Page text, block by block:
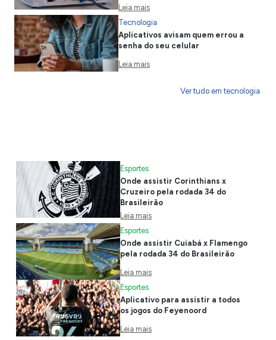
Leia mais
Tecnologia
Aplicativos avisam quem errou a
senha do seu celular
Leia mais
Ver tudo em tecnologia
Esportes
Onde assistir Corinthians x
Cruzeiro pela rodada 34 do
Brasileirão
Leia mais
Esportes
Onde assistir Cuiabá x Flamengo
pela rodada 34 do Brasileirão
Leia mais
Esportes
Aplicativo para assistir a todos
os jogos do Feyenoord
Leia mais